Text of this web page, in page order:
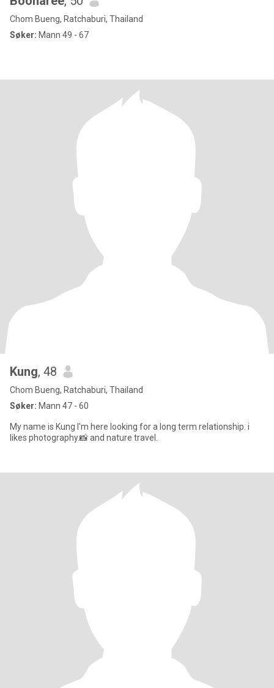
Chom Bueng, Ratchaburi, Thailand
Søker: Mann 49 - 67
Kung, 48
Chom Bueng, Ratchaburi, Thailand
Søker: Mann 47 - 60
My name is Kung I'm here looking for a long term relationship. i
likes photography.📸 and nature travel.